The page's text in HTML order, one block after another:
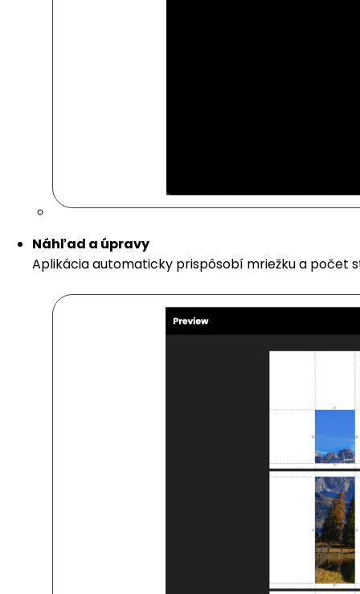
Náhľad a úpravy
Aplikácia automaticky prispôsobí mriežku a počet